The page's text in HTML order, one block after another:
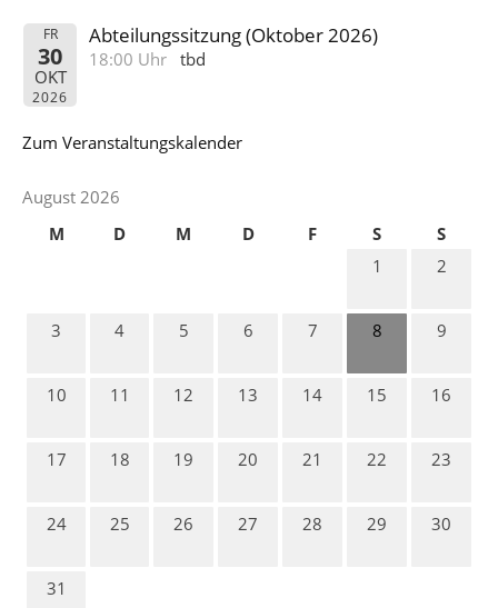
FR
30
OKT
2026
Abteilungssitzung (Oktober 2026)
18:00 Uhr tbd
Zum Veranstaltungskalender
August 2026
M
D M D F S
S
1
2
3 4 5 6 7 8 9
10 11 12 13 14 15 16
17 18 19 20 21 22 23
24 25 26 27 28 29 30
31